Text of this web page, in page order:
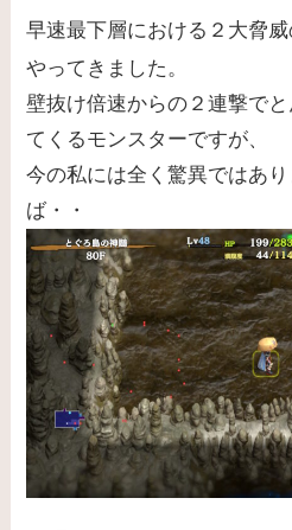
早速最下層における２大脅威
やってきました。
壁抜け倍速からの２連撃で
てくるモンスターですが、
今の私には全く驚異ではあ
ば・・